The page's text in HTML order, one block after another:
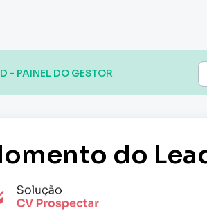
- PAINEL DO GESTOR
do